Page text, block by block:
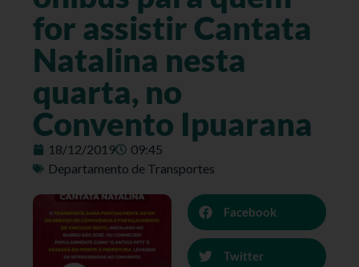
for assistir Cantata
Natalina nesta
quarta, no
Convento Ipuarana
18/12/2019
09:45
Departamento de Transportes
Facebook
Twitter